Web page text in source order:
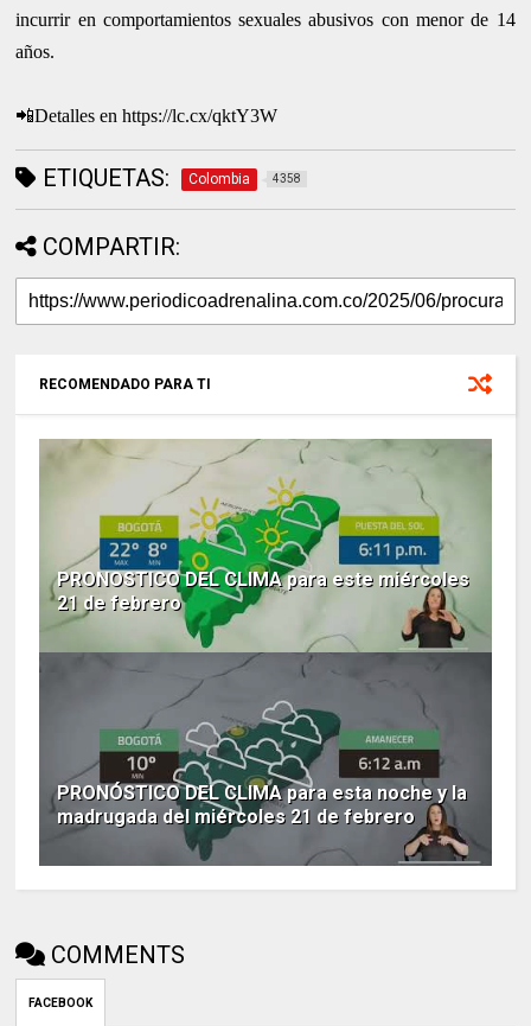
incurrir en comportamientos sexuales abusivos con menor de 14
años.
📲Detalles en https://lc.cx/qktY3W
ETIQUETAS: Colombia 4358
COMPARTIR:
RECOMENDADO PARA TI
PRONOSTICO DEL CLIMA para este miércoles
21 de febrero
PRONÓSTICO DEL CLIMA para esta noche y la
madrugada del miércoles 21 de febrero
COMMENTS
FACEBOOK